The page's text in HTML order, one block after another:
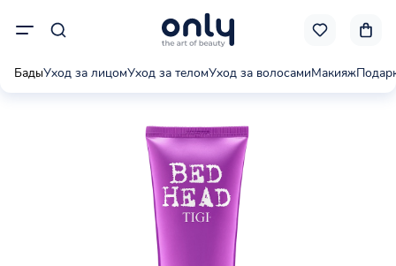
БадыУход за лицомУход за теломУход за волосамиМакияж